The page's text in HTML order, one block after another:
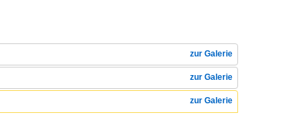
zur Galerie
zur Galerie
zur Galerie